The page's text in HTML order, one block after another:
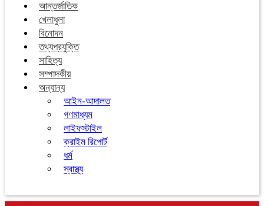
আন্তর্জাতিক
খেলাধুলা
বিনোদন
তথ্যপ্রযুক্তি
সাহিত্য
সম্পাদকীয়
অন্যান্য
আইন-আদালত
গণমাধ্যম
লাইফস্টাইল
ক্রাইম রিপোর্ট
ধর্ম
স্বাস্থ্য